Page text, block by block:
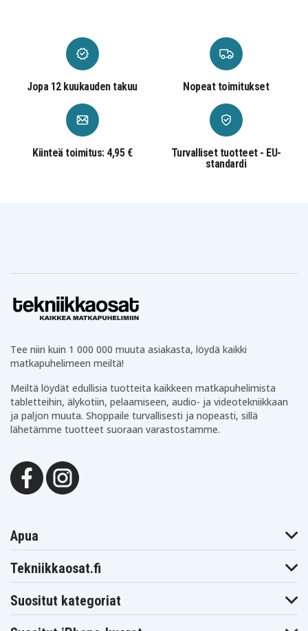
Jopa 12 kuukauden takuu Nopeat toimitukset
Kiinteä toimitus: 4,95 €
Turvalliset tuotteet - EU-
standardi
Tee niin kuin 1 000 000 muuta asiakasta, löydä kaikki
matkapuhelimeen meiltä!
Meiltä löydät edullisia tuotteita kaikkeen matkapuhelimista
tabletteihin, älykotiin, pelaamiseen, audio- ja videotekniikkaan
ja paljon muuta. Shoppaile turvallisesti ja nopeasti, sillä
lähetämme tuotteet suoraan varastostamme.
Apua
Tekniikkaosat.fi
Suositut kategoriat